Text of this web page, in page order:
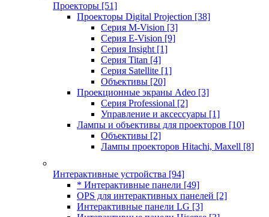
Проекторы [51]
Проекторы Digital Projection [38]
Серия M-Vision [3]
Серия E-Vision [9]
Серия Insight [1]
Серия Titan [4]
Серия Satellite [1]
Объективы [20]
Проекционные экраны Adeo [3]
Серия Professional [2]
Управление и аксессуары [1]
Лампы и объективы для проекторов [10]
Объективы [2]
Лампы проекторов Hitachi, Maxell [8]
Интерактивные устройства [94]
* Интерактивные панели [49]
OPS для интерактивных панелей [2]
Интерактивные панели LG [3]